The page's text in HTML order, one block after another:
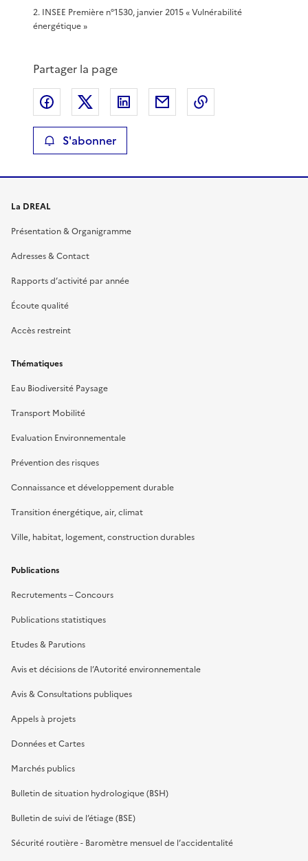
2. INSEE Première n°1530, janvier 2015 « Vulnérabilité
énergétique »
Partager la page
Partager sur Facebook
Partager sur XPartager sur LinkedIn
Partager par email
S'abonner
La DREAL
Présentation & Organigramme
Adresses & Contact
Rapports d’activité par année
Écoute qualité
Accès restreint
Thématiques
Eau Biodiversité Paysage
Transport Mobilité
Evaluation Environnementale
Prévention des risques
Connaissance et développement durable
Transition énergétique, air, climat
Ville, habitat, logement, construction durables
Publications
Recrutements – Concours
Publications statistiques
Etudes & Parutions
Avis et décisions de l’Autorité environnementale
Avis & Consultations publiques
Appels à projets
Données et Cartes
Marchés publics
Bulletin de situation hydrologique (BSH)
Bulletin de suivi de l’étiage (BSE)
Sécurité routière - Baromètre mensuel de l’accidentalité